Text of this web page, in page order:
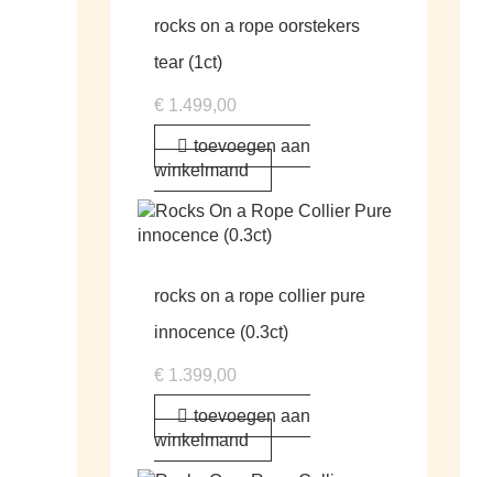
rocks on a rope oorstekers
tear (1ct)
€ 1.499,00
toevoegen aan
winkelmand
rocks on a rope collier pure
innocence (0.3ct)
€ 1.399,00
toevoegen aan
winkelmand